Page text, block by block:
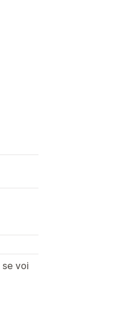
voi